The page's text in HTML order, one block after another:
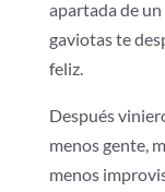
apartada de
gaviotas te
feliz.
Después
menos gente,
menos